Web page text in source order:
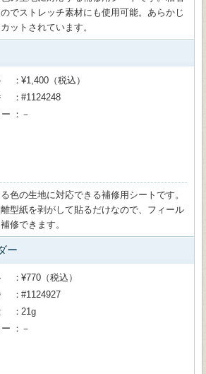
でストレッチ素材にも使用可能。あらかじ
ットされています。
¥1,400（税込）
#1124248
－
色の生地に対応できる補修用シートです。
型紙を剥がして貼るだけなので、フィール
修できます。
ー
¥770（税込）
#1124927
21g
－